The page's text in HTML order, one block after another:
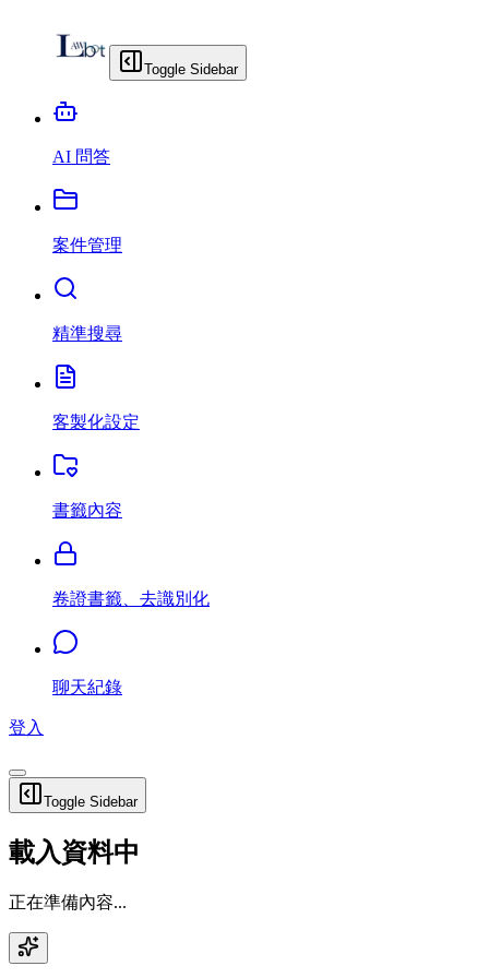
Toggle Sidebar
AI 問答
案件管理
精準搜尋
客製化設定
書籤內容
卷證書籤、去識別化
聊天紀錄
登入
Toggle Sidebar
載入資料中
正在準備內容...